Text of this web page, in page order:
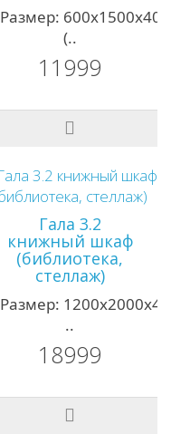
Размер:
(..
11999
Гала 3.2
книжный шкаф
(библиотека,
стеллаж)
Размер:
..
18999